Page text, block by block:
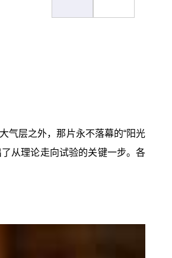
气层之外，那片永不落幕的“阳光
从理论走向试验的关键一步。各